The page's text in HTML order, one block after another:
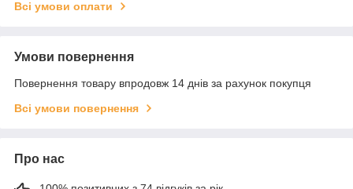
Всі умови оплати
Умови повернення
Повернення товару впродовж 14 днів за рахунок покупця
Всі умови повернення
Про нас